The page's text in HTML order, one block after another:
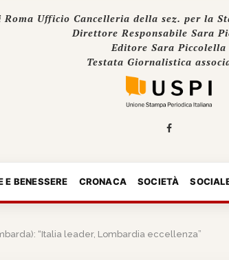
Ufficio Cancelleria della sez. per la
Direttore Responsabile Sara
Editore Sara Piccolella
Testata Giornalistica
E BENESSERE CRONACA SOCIETÀ
“Italia leader, Lombardia eccellenza”